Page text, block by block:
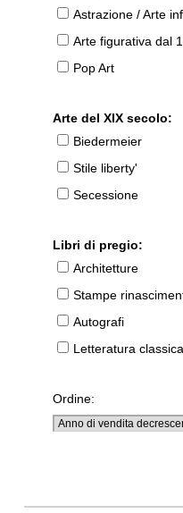
Astrazione / Arte
Arte figurativa dal
Pop Art
Arte del XIX secolo:
Biedermeier
Stile liberty'
Secessione
Libri di pregio:
Architetture
Stampe
Autografi
Letteratura classica
Ordine: